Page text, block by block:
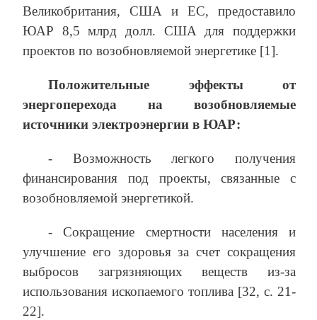
Великобритания, США и ЕС, предоставило
ЮАР 8,5 млрд долл. США для поддержки
проектов по возобновляемой энергетике [1].
Положительные эффекты от
энергоперехода на возобновляемые
источники электроэнергии в ЮАР:
- Возможность легкого получения
финансирования под проекты, связанные с
возобновляемой энергетикой.
- Сокращение смертности населения и
улучшение его здоровья за счет сокращения
выбросов загрязняющих веществ из-за
использования ископаемого топлива [32, с. 21-
22].